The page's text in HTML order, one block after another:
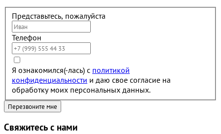
Представьтесь, пожалуйста
Телефон
Я ознакомился(-лась) с политикой
конфиденциальности и даю свое согласие на
обработку моих персональных данных.
Свяжитесь с нами